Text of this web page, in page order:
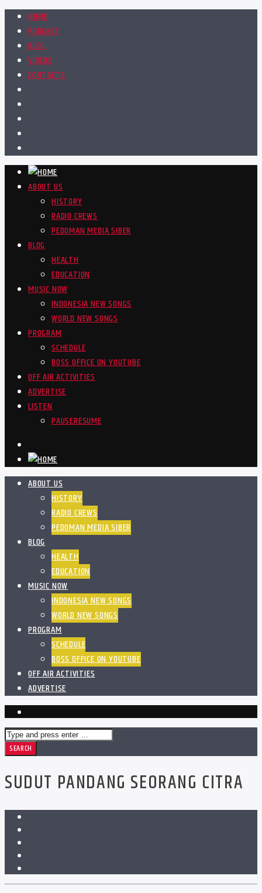
HOME
PODCAST
BLOG
VIDEOS
CONTACTS
ABOUT US
HISTORY
RADIO CREWS
PEDOMAN MEDIA SIBER
BLOG
HEALTH
EDUCATION
MUSIC NOW
INDONESIA NEW SONGS
WORLD NEW SONGS
PROGRAM
SCHEDULE
BOSS OFFICE ON YOUTUBE
OFF AIR ACTIVITIES
ADVERTISE
LISTEN
PAUSERESUME
ABOUT US
HISTORY
RADIO CREWS
PEDOMAN MEDIA SIBER
BLOG
HEALTH
EDUCATION
MUSIC NOW
INDONESIA NEW SONGS
WORLD NEW SONGS
PROGRAM
SCHEDULE
BOSS OFFICE ON YOUTUBE
OFF AIR ACTIVITIES
ADVERTISE
SUDUT PANDANG SEORANG CITRA